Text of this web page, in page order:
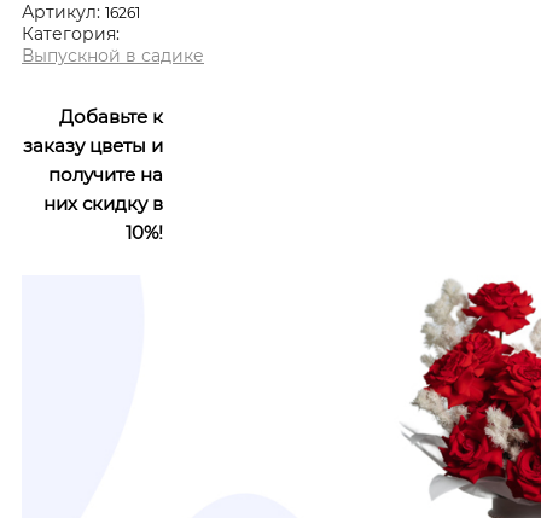
Артикул: 16261
Категория:
Выпускной в садике
Добавьте к
заказу цветы и
получите на
них скидку в
10%!